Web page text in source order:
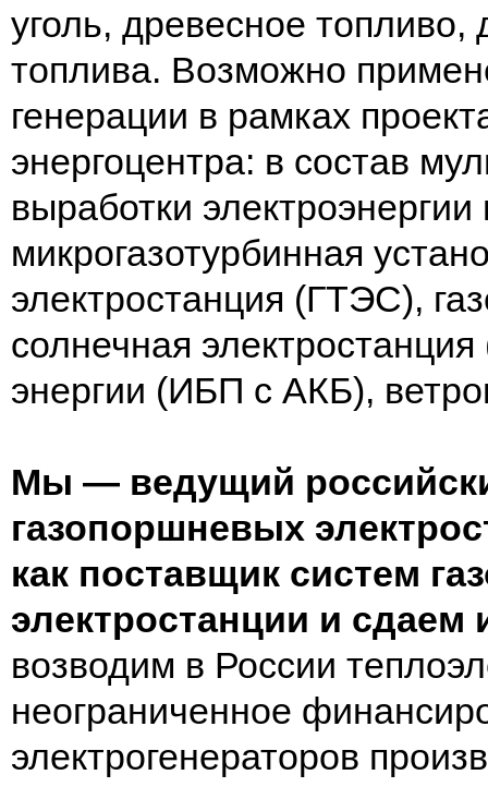
уголь, древесное топливо,
топлива. Возможно
генерации в рамках
энергоцентра: в состав
выработки
микрогазотурбинная
электростанция (ГТЭС),
солнечная
энергии (ИБП с АКБ),
Мы — ведущий
газопоршневых
как поставщик систем
электростанции и сдаем
возводим в России
неограниченное
электрогенераторов